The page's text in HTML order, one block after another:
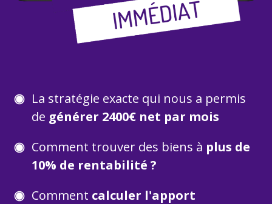
La stratégie exacte qui nous a permis
de générer 2400€ net par mois
Comment trouver des biens à plus de
10% de rentabilité ?
Comment calculer l'apport